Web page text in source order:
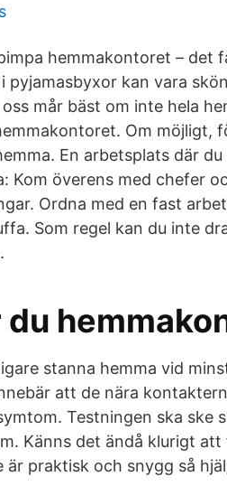
hemmakontoret – det
pyjamasbyxor kan vara
mår bäst om inte hela
Om möjligt,
En arbetsplats där
Kom överens med chefer
Ordna med en fast
Som regel kan du inte
du
stanna hemma vid
att de nära
Testningen ska
Känns det ändå klurigt
är praktisk och snygg så